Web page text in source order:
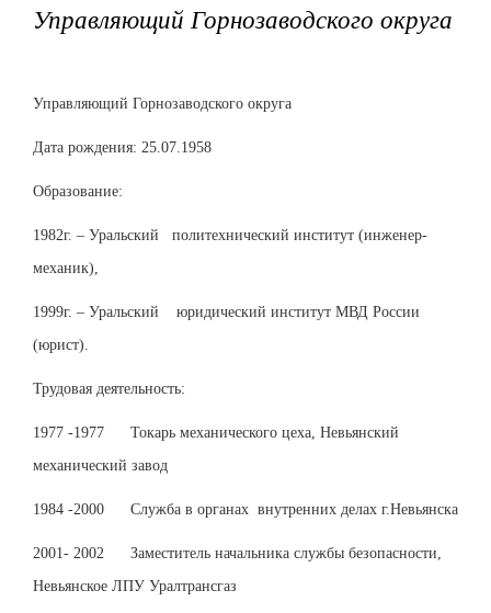
Управляющий Горнозаводского округа
Управляющий Горнозаводского округа
Дата рождения: 25.07.1958
Образование:
1982г. – Уральский политехнический институт (инженер-
механик),
1999г. – Уральский юридический институт МВД России
(юрист).
Трудовая деятельность:
1977 -1977 Токарь механического цеха, Невьянский
механический завод
1984 -2000 Служба в органах внутренних делах г.Невьянска
2001- 2002 Заместитель начальника службы безопасности,
Невьянское ЛПУ Уралтрансгаз